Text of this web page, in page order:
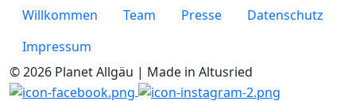
Willkommen
Team Presse
Datenschutz
Impressum
© 2026 Planet Allgäu | Made in Altusried